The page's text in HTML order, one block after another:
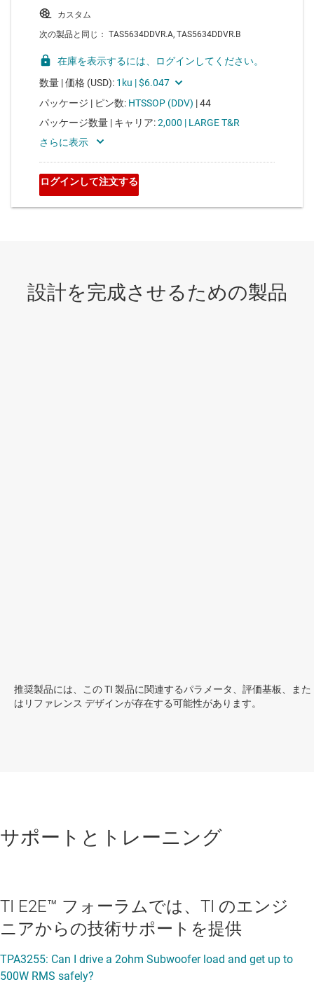
推奨製品には、この TI 製品に関連するパラメータ、評価基板、また
はリファレンス デザインが存在する可能性があります。
サポートとトレーニング
TI E2E™ フォーラムでは、TI のエンジ
ニアからの技術サポートを提供